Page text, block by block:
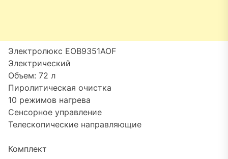
Электролюкс EOB9351AOF
Электрический
Объем: 72 л
Пиролитическая очистка
10 режимов нагрева
Сенсорное управление
Телескопические направляющие
Комплект